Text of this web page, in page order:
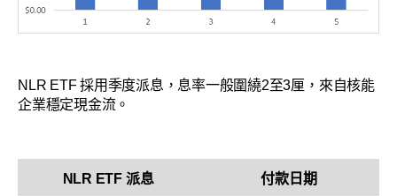
NLR ETF 採用季度派息，息率一般圍繞2至3厘，來自核能
企業穩定現金流。
NLR ETF 派息 付款日期